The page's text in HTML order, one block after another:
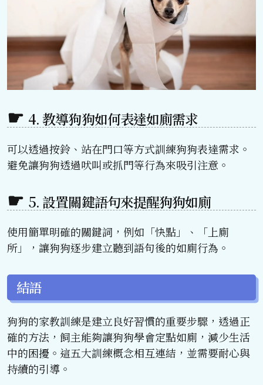
4. 教導狗狗如何表達如廁需求
可以透過按鈴、站在門口等方式訓練狗狗表達需求。
避免讓狗狗透過吠叫或抓門等行為來吸引注意。
5. 設置關鍵語句來提醒狗狗如廁
使用簡單明確的關鍵詞，例如「快點」、「上廁
所」，讓狗狗逐步建立聽到語句後的如廁行為。
結語
狗狗的家教訓練是建立良好習慣的重要步驟，透過正
確的方法，飼主能夠讓狗狗學會定點如廁，減少生活
中的困擾。這五大訓練概念相互連結，並需要耐心與
持續的引導。